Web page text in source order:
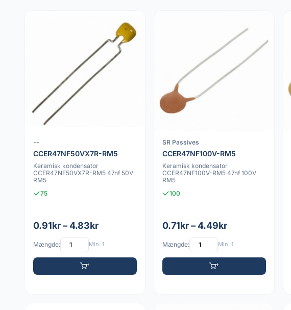
--
CCER47NF50VX7R-RM5
Keramisk kondensator
CCER47NF50VX7R-RM5 47nf 50V
RM5
75
0.91kr – 4.83kr
Mængde: Min: 1
SR Passives
CCER47NF100V-RM5
Keramisk kondensator
CCER47NF100V-RM5 47nf 100V
RM5
100
0.71kr – 4.49kr
Mængde: Min: 1